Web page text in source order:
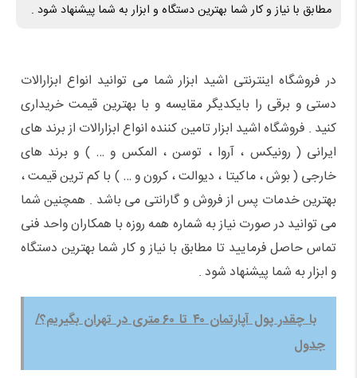
مطابق با نیاز و کار شما بهترین دستگاه و ابزار به شما پیشنهاد شود .
در فروشگاه اینترنتی اشید ابزار شما می توانید انواع ابزارالات
دستی و برقی را بایکدیگر مقایسه و با بهترین قیمت خریداری
کنید . فروشگاه اشید ابزار تامین کننده انواع ابزارالات از برند های
ایرانی ( رونیکس ، آروا ، توسن ، المکس و … ) و برند های
خارجی ( بوش ، ماکیتا ، دیوالت ، کرون و … ) با کم ترین قیمت ،
بهترین خدمات پس از فروش و گارانتی می باشد . همچنین شما
می توانید در صورت نیاز به شماره همه روزه با همکاران واحد فنی
تماس حاصل فرمایید تا مطابق با نیاز و کار شما بهترین دستگاه
و ابزار به شما پیشنهاد شود .
با چقدر پول آپارتمان‌ ۴۰ تا ۶۰ متری در تهران بگیریم؟/
جدول